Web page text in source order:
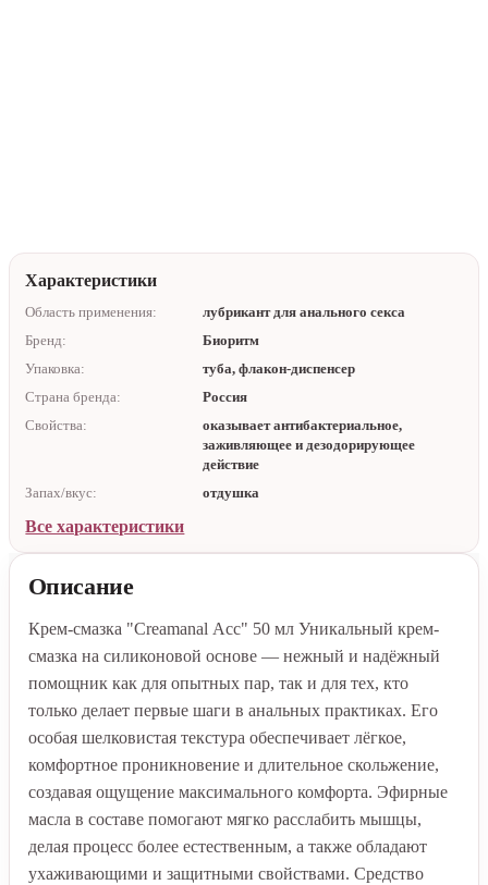
Характеристики
Область применения:
лубрикант для анального секса
Бренд:
Биоритм
Упаковка:
туба, флакон-диспенсер
Страна бренда:
Россия
Свойства:
оказывает антибактериальное,
заживляющее и дезодорирующее
действие
Запах/вкус:
отдушка
Все характеристики
Описание
Крем-смазка "Creamanal Асс" 50 мл Уникальный крем-
смазка на силиконовой основе — нежный и надёжный
помощник как для опытных пар, так и для тех, кто
только делает первые шаги в анальных практиках. Его
особая шелковистая текстура обеспечивает лёгкое,
комфортное проникновение и длительное скольжение,
создавая ощущение максимального комфорта. Эфирные
масла в составе помогают мягко расслабить мышцы,
делая процесс более естественным, а также обладают
ухаживающими и защитными свойствами. Средство